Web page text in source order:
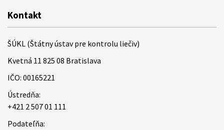
Kontakt
ŠÚKL (Štátny ústav pre kontrolu liečiv)
Kvetná 11 825 08 Bratislava
IČO: 00165221
Ústredňa:
+421 2 507 01 111
Podateľňa: